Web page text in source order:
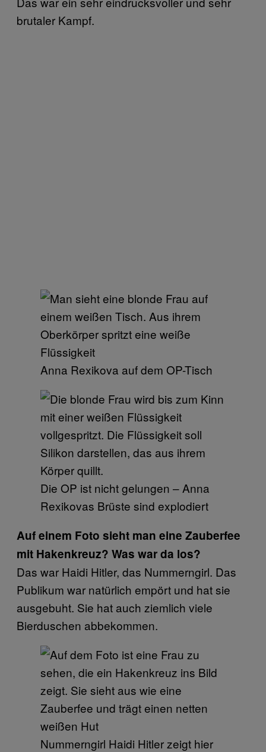
brutaler Kampf.
Anna Rexikova auf dem OP-Tisch
Die OP ist nicht gelungen – Anna
Rexikovas Brüste sind explodiert
Auf einem Foto sieht man eine Zauberfee
mit Hakenkreuz? Was war da los?
Das war Haidi Hitler, das Nummerngirl. Das
Publikum war natürlich empört und hat sie
ausgebuht. Sie hat auch ziemlich viele
Bierduschen abbekommen.
Nummerngirl Haidi Hitler zeigt hier